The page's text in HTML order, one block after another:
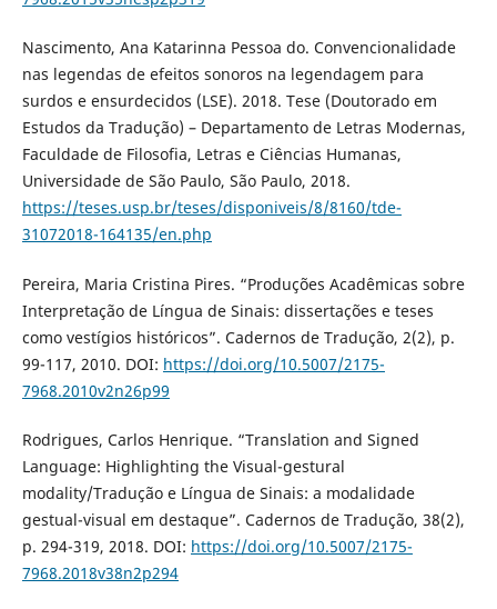
Nascimento, Ana Katarinna Pessoa do. Convencionalidade
nas legendas de efeitos sonoros na legendagem para
surdos e ensurdecidos (LSE). 2018. Tese (Doutorado em
Estudos da Tradução) – Departamento de Letras Modernas,
Faculdade de Filosofia, Letras e Ciências Humanas,
Universidade de São Paulo, São Paulo, 2018.
https://teses.usp.br/teses/disponiveis/8/8160/tde-
31072018-164135/en.php
Pereira, Maria Cristina Pires. “Produções Acadêmicas sobre
Interpretação de Língua de Sinais: dissertações e teses
como vestígios históricos”. Cadernos de Tradução, 2(2), p.
99-117, 2010. DOI: https://doi.org/10.5007/2175-
7968.2010v2n26p99
Rodrigues, Carlos Henrique. “Translation and Signed
Language: Highlighting the Visual-gestural
modality/Tradução e Língua de Sinais: a modalidade
gestual-visual em destaque”. Cadernos de Tradução, 38(2),
p. 294-319, 2018. DOI: https://doi.org/10.5007/2175-
7968.2018v38n2p294